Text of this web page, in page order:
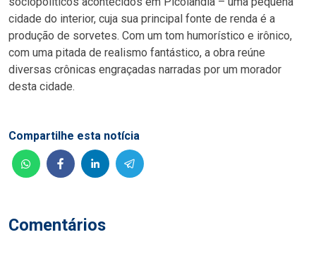
cidade do interior, cuja sua principal fonte de renda é a
produção de sorvetes. Com um tom humorístico e irônico,
com uma pitada de realismo fantástico, a obra reúne
diversas crônicas engraçadas narradas por um morador
desta cidade.
Comentários
Compartilhe esta notícia